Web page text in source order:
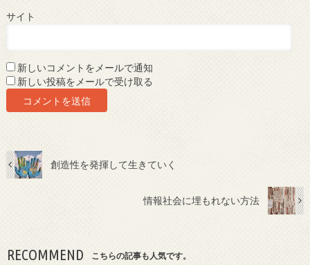
サイト
新しいコメントをメールで通知
新しい投稿をメールで受け取る
創造性を発揮して生きていく
情報社会に埋もれない方法
RECOMMEND こちらの記事も人気です。